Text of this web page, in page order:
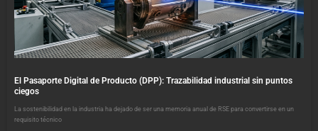
El Pasaporte Digital de Producto (DPP): Trazabilidad industrial sin puntos
ciegos
La sostenibilidad en la industria ha dejado de ser una memoria anual de RSE para convertirse en un
requisito técnico